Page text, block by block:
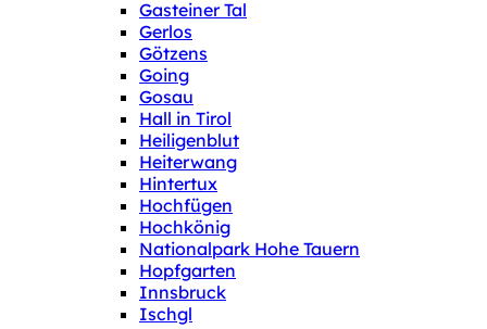
Gasteiner Tal
Gerlos
Götzens
Going
Gosau
Hall in Tirol
Heiligenblut
Heiterwang
Hintertux
Hochfügen
Hochkönig
Nationalpark Hohe Tauern
Hopfgarten
Innsbruck
Ischgl